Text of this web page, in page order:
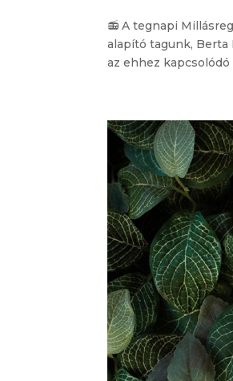
📻 A tegnapi
alapító tagunk,
az ehhez